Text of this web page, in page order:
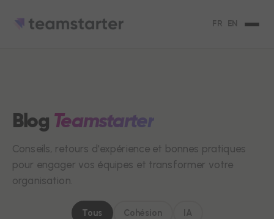
FR EN
Blog Teamstarter
Conseils, retours d'expérience et bonnes pratiques
pour engager vos équipes et transformer votre
organisation.
Tous Cohésion IA